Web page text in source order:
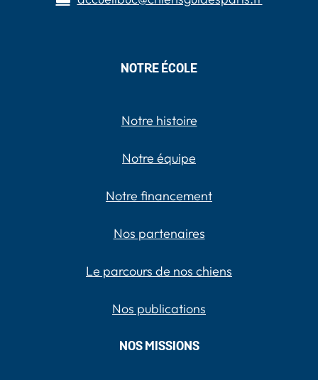
NOTRE ÉCOLE
Notre histoire
Notre équipe
Notre financement
Nos partenaires
Le parcours de nos chiens
Nos publications
NOS MISSIONS